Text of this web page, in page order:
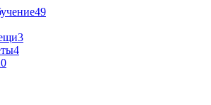
49
3
4